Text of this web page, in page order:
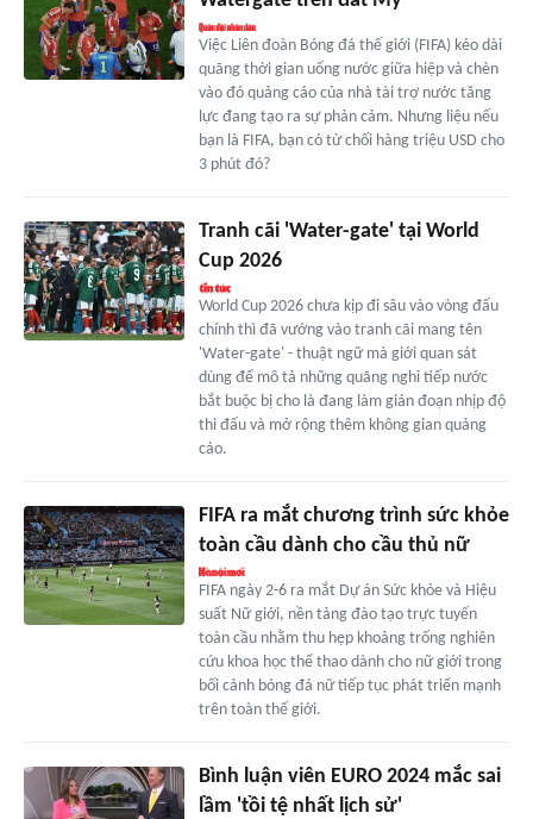
Việc Liên đoàn Bóng đá thế giới (FIFA) kéo dài
quãng thời gian uống nước giữa hiệp và chèn
vào đó quảng cáo của nhà tài trợ nước tăng
lực đang tạo ra sự phản cảm. Nhưng liệu nếu
bạn là FIFA, bạn có từ chối hàng triệu USD cho
3 phút đó?
Tranh cãi 'Water-gate' tại World
Cup 2026
World Cup 2026 chưa kịp đi sâu vào vòng đấu
chính thì đã vướng vào tranh cãi mang tên
'Water-gate' - thuật ngữ mà giới quan sát
dùng để mô tả những quãng nghỉ tiếp nước
bắt buộc bị cho là đang làm gián đoạn nhịp độ
thi đấu và mở rộng thêm không gian quảng
cáo.
FIFA ra mắt chương trình sức khỏe
toàn cầu dành cho cầu thủ nữ
FIFA ngày 2-6 ra mắt Dự án Sức khỏe và Hiệu
suất Nữ giới, nền tảng đào tạo trực tuyến
toàn cầu nhằm thu hẹp khoảng trống nghiên
cứu khoa học thể thao dành cho nữ giới trong
bối cảnh bóng đá nữ tiếp tục phát triển mạnh
trên toàn thế giới.
Bình luận viên EURO 2024 mắc sai
lầm 'tồi tệ nhất lịch sử'